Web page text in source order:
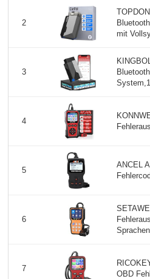
2
mit
3
4
5
ANCEL
6
7
OBD